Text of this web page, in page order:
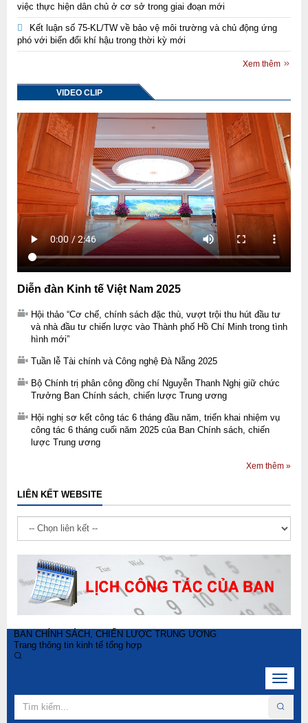
việc thực hiện dân chủ ở cơ sở trong giai đoạn mới
Kết luận số 75-KL/TW về bảo vệ môi trường và chủ động ứng
phó với biến đổi khí hậu trong thời kỳ mới
Xem thêm
VIDEO CLIP
Diễn đàn Kinh tế Việt Nam 2025
Hội thảo “Cơ chế, chính sách đặc thù, vượt trội thu hút đầu tư
và nhà đầu tư chiến lược vào Thành phố Hồ Chí Minh trong tình
hình mới”
Tuần lễ Tài chính và Công nghệ Đà Nẵng 2025
Bộ Chính trị phân công đồng chí Nguyễn Thanh Nghị giữ chức
Trưởng Ban Chính sách, chiến lược Trung ương
Hội nghị sơ kết công tác 6 tháng đầu năm, triển khai nhiệm vụ
công tác 6 tháng cuối năm 2025 của Ban Chính sách, chiến
lược Trung ương
Xem thêm »
LIÊN KẾT WEBSITE
BAN CHÍNH SÁCH, CHIẾN LƯỢC TRUNG ƯƠNG
Trang thông tin kinh tế tổng hợp
Toggle